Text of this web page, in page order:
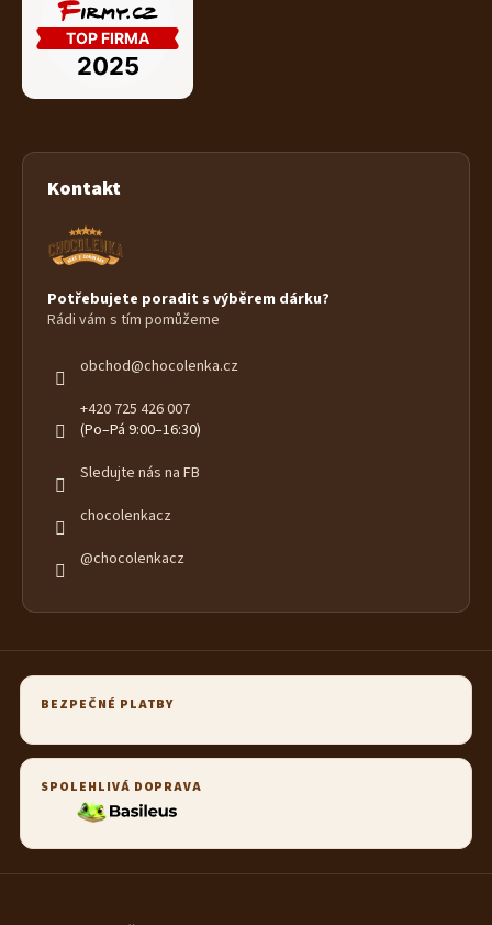
Kontakt
Potřebujete poradit s výběrem dárku?
Rádi vám s tím pomůžeme
obchod@chocolenka.cz
+420 725 426 007
(Po–Pá 9:00–16:30)
Sledujte nás na FB
chocolenkacz
@chocolenkacz
BEZPEČNÉ PLATBY
SPOLEHLIVÁ DOPRAVA